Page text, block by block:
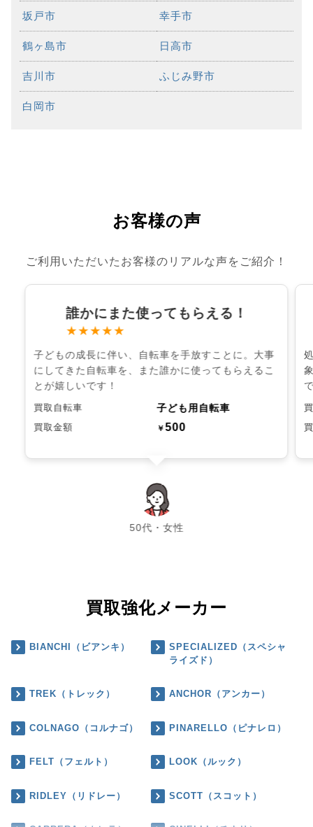
坂戸市 幸手市
鶴ヶ島市 日高市
吉川市 ふじみ野市
白岡市
お客様の声
ご利用いただいたお客様のリアルな声をご紹介！
誰かにまた使ってもらえる！
★★★★★
子どもの成長に伴い、自転車を手放すことに。大事
にしてきた自転車を、また誰かに使ってもらえるこ
とが嬉しいです！
買取自転車 子ども用自転車
買取金額 ￥500
50代・女性
chevron_left chevron_right
買取強化メーカー
BIANCHI（ビアンキ）
SPECIALIZED（スペシャ
ライズド）
TREK（トレック） ANCHOR（アンカー）
COLNAGO（コルナゴ） PINARELLO（ピナレロ）
FELT（フェルト） LOOK（ルック）
RIDLEY（リドレー） SCOTT（スコット）